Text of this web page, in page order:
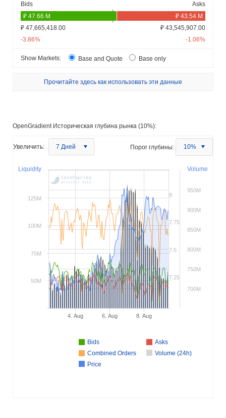
Bids Asks
₽ 47,665,418.00
₽ 43,545,907.00
-3.86%
-1.06%
Show Markets: Base and Quote Base only
Прочитайте здесь как использовать эти данные
OpenGradient Историческая глубина рынка (10%):
Увеличить: 7 Дней Порог глубины: 10%
Volume
Liquidity
Bids
Asks
Combined Orders
Volume (24h)
Price
4. Aug 6. Aug 8. Aug
7.25
7.5
7.75
8
700M
750M
800M
850M
900M
950M
50M
75M
100M
125M